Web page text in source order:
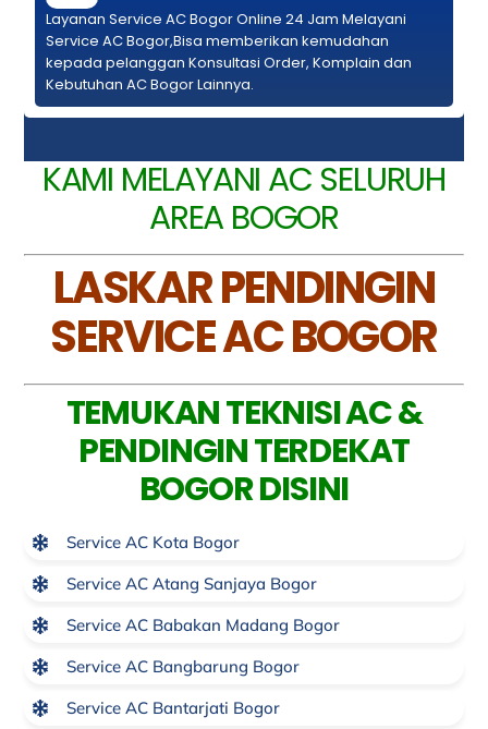
Layanan Service AC Bogor Online 24 Jam Melayani
Service AC Bogor,Bisa memberikan kemudahan
kepada pelanggan Konsultasi Order, Komplain dan
Kebutuhan AC Bogor Lainnya.
KAMI MELAYANI AC SELURUH
AREA BOGOR
LASKAR PENDINGIN
SERVICE AC BOGOR
TEMUKAN TEKNISI AC &
PENDINGIN TERDEKAT
BOGOR DISINI
Service AC Kota Bogor
Service AC Atang Sanjaya Bogor
Service AC Babakan Madang Bogor
Service AC Bangbarung Bogor
Service AC Bantarjati Bogor